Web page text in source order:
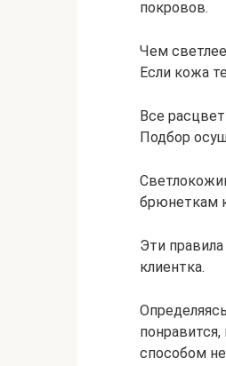
покровов.
Чем
Если кожа
Все
Подбор
брюнеткам
Эти
клиентка.
способом не